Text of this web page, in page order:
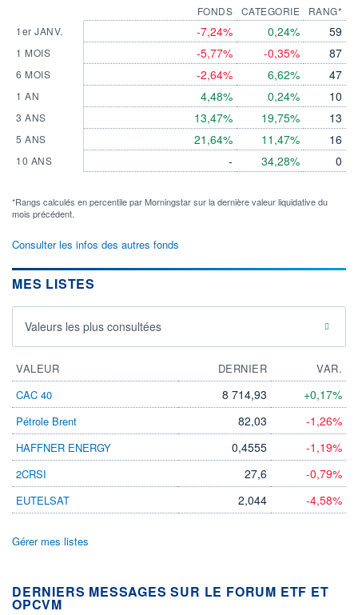
1er JANV.
1 MOIS
6 MOIS
1 AN
3 ANS
5 ANS
10 ANS
FONDS
-7,24%
-5,77%
-2,64%
4,48%
13,47%
21,64%
-
CATEGORIE
0,24%
-0,35%
6,62%
0,24%
19,75%
11,47%
34,28%
RANG*
59
87
47
10
13
16
0
*Rangs calculés en percentile par Morningstar sur la dernière valeur liquidative du
mois précédent.
Consulter les infos des autres fonds
MES LISTES
Valeurs les plus consultées
VALEUR DERNIER
VAR.
CAC 40
8 714,93 +0,17%
Pétrole Brent 82,03 -1,26%
HAFFNER ENERGY 0,4555 -1,19%
2CRSI 27,6 -0,79%
EUTELSAT 2,044 -4,58%
Gérer mes listes
DERNIERS MESSAGES SUR LE FORUM ETF ET
OPCVM